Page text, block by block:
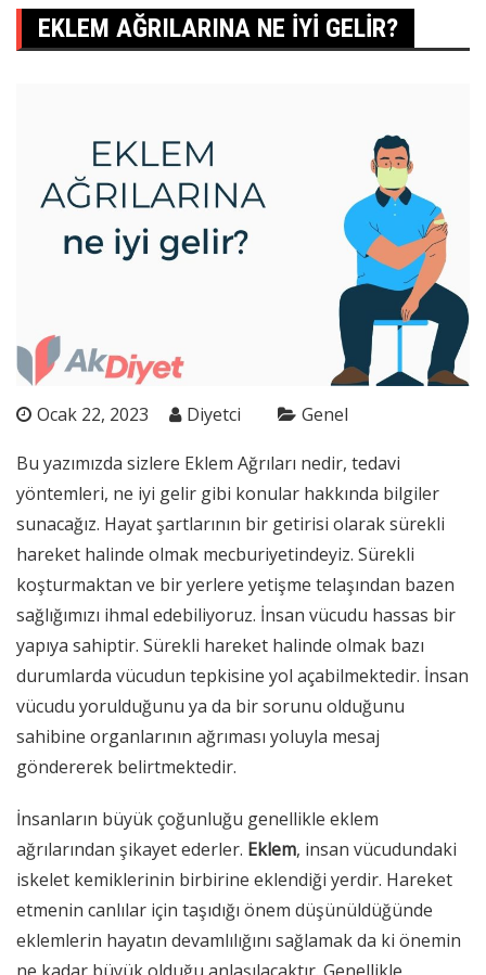
EKLEM AĞRILARINA NE İYI GELIR?
Ocak 22, 2023 Diyetci Genel
Bu yazımızda sizlere Eklem Ağrıları nedir, tedavi
yöntemleri, ne iyi gelir gibi konular hakkında bilgiler
sunacağız. Hayat şartlarının bir getirisi olarak sürekli
hareket halinde olmak mecburiyetindeyiz. Sürekli
koşturmaktan ve bir yerlere yetişme telaşından bazen
sağlığımızı ihmal edebiliyoruz. İnsan vücudu hassas bir
yapıya sahiptir. Sürekli hareket halinde olmak bazı
durumlarda vücudun tepkisine yol açabilmektedir. İnsan
vücudu yorulduğunu ya da bir sorunu olduğunu
sahibine organlarının ağrıması yoluyla mesaj
göndererek belirtmektedir.
İnsanların büyük çoğunluğu genellikle eklem
ağrılarından şikayet ederler. Eklem, insan vücudundaki
iskelet kemiklerinin birbirine eklendiği yerdir. Hareket
etmenin canlılar için taşıdığı önem düşünüldüğünde
eklemlerin hayatın devamlılığını sağlamak da ki önemin